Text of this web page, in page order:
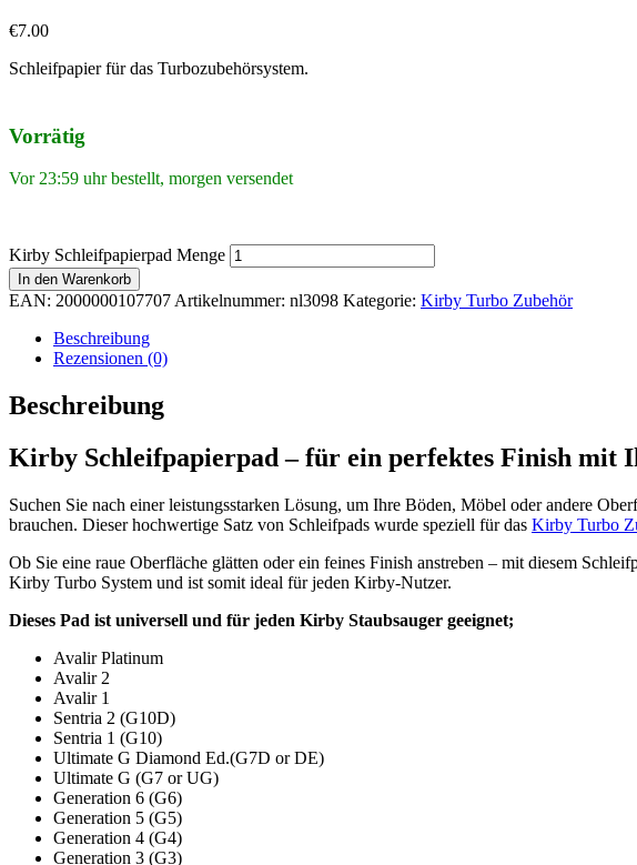
€7.00
Schleifpapier für das Turbozubehörsystem.
Vorrätig
Vor 23:59 uhr bestellt, morgen versendet
Kirby Schleifpapierpad Menge
In den Warenkorb
EAN: 2000000107707 Artikelnummer: nl3098 Kategorie: Kirby Turbo Zubehör
Beschreibung
Rezensionen (0)
Beschreibung
Kirby Schleifpapierpad – für ein perfektes Finish mit
Suchen Sie nach einer leistungsstarken Lösung, um Ihre Böden, Möbel oder andere
brauchen. Dieser hochwertige Satz von Schleifpads wurde speziell für das Kirby Turbo
Ob Sie eine raue Oberfläche glätten oder ein feines Finish anstreben – mit diesem
Kirby Turbo System und ist somit ideal für jeden Kirby-Nutzer.
Dieses Pad ist universell und für jeden Kirby Staubsauger geeignet;
Avalir Platinum
Avalir 2
Avalir 1
Sentria 2 (G10D)
Sentria 1 (G10)
Ultimate G Diamond Ed.(G7D or DE)
Ultimate G (G7 or UG)
Generation 6 (G6)
Generation 5 (G5)
Generation 4 (G4)
Generation 3 (G3)